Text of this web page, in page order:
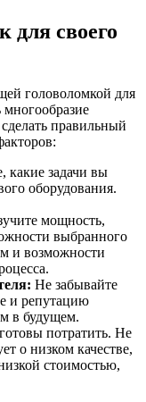
для своего
головоломкой для
многообразие
правильный
какие задачи вы
оборудования.
мощность,
выбранного
и возможности
Не забывайте
и репутацию
в будущем.
потратить. Не
о низком качестве,
стоимостью,